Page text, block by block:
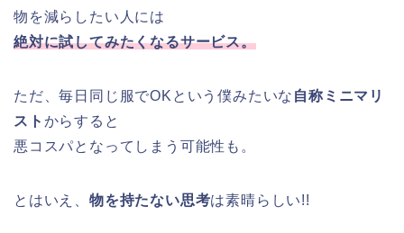
物を減らしたい人には
絶対に試してみたくなるサービス。
ただ、毎日同じ服でOKという僕みたいな 自称ミニマリ
スト からすると
悪コスパとなってしまう可能性も。
とはいえ、 物を持たない思考は素晴らしい!!